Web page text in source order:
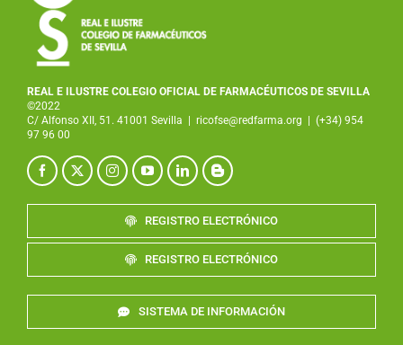
REAL E ILUSTRE COLEGIO OFICIAL DE FARMACÉUTICOS DE SEVILLA
©2022
C/ Alfonso XII, 51. 41001 Sevilla
ricofse@redfarma.org
(+34) 954
97 96 00
REGISTRO ELECTRÓNICO
REGISTRO ELECTRÓNICO
SISTEMA DE INFORMACIÓN